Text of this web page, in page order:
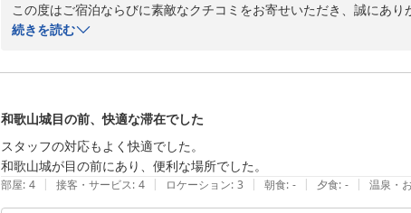
この度はご宿泊ならびに素敵なクチコミをお寄せいただき、誠にあり
快適にお過ごしいただけたご様子が伺え、スタッフ一同励みになりま
また、1階のコンビニも便利にご利用いただけたようで何よりでござい
次回はぜひ、朝食もお楽しみいただけますと幸いです。和歌山らしい
またのお越しを心よりお待ちしております。
ダイワロイネットホテル和歌山
続きを読む
和歌山城目の前、快適な滞在でした
スタッフの対応もよく快適でした。
和歌山城が目の前にあり、便利な場所でした。
部屋: 4 | 接客・サービス: 4 | ロケーション: 3 | 朝食: - | 夕食: - | 温泉・